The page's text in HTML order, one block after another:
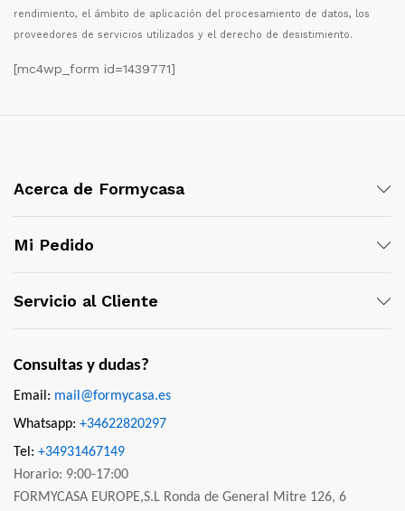
rendimiento, el ámbito de aplicación del procesamiento de datos, los
proveedores de servicios utilizados y el derecho de desistimiento.
[mc4wp_form id=1439771]
Acerca de Formycasa
Mi Pedido
Servicio al Cliente
Consultas y dudas?
Email: mail@formycasa.es
Whatsapp: +34622820297
Tel: +34931467149
Horario: 9:00-17:00
FORMYCASA EUROPE,S.L Ronda de General Mitre 126, 6